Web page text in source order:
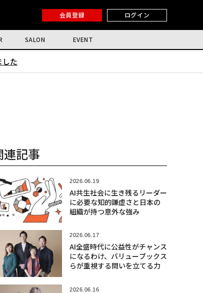
会員登録 ログイン
SALON EVENT
した
連記事
2026.06.19
AI共生社会に生き残るリーダー
に必要な知的謙虚さと日本の
組織が持つ意外な強み
2026.06.17
AI全盛時代に公益性がチャンス
になるわけ、バリューブックス
らが重視する問いを立てる力
2026.06.16